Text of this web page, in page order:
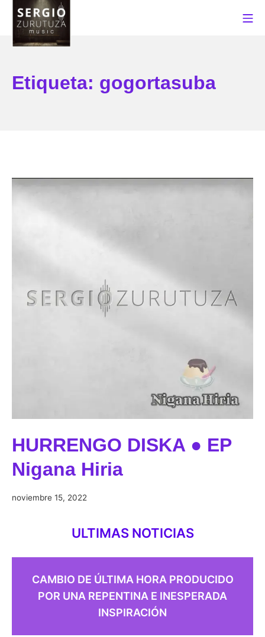
Saltar
contenido
Etiqueta: gogortasuba
HURRENGO DISKA ● EP
Nigana Hiria
noviembre 15, 2022
ULTIMAS NOTICIAS
CAMBIO DE ÚLTIMA HORA PRODUCIDO
POR UNA REPENTINA E INESPERADA
INSPIRACIÓN